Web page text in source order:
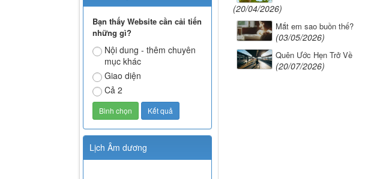
(20/04/2026)
Mắt em sao buồn thế?
(03/05/2026)
Quên Ước Hẹn Trở Về
(20/07/2026)
Bạn thấy Website cần cải tiến
những gì?
Nội dung - thêm chuyên
mục khác
Giao diện
Cả 2
Lịch Âm dương